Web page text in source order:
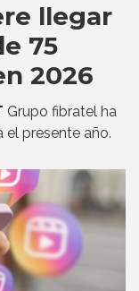
llegar
75
2026
Grupo fibratel ha
el presente año.